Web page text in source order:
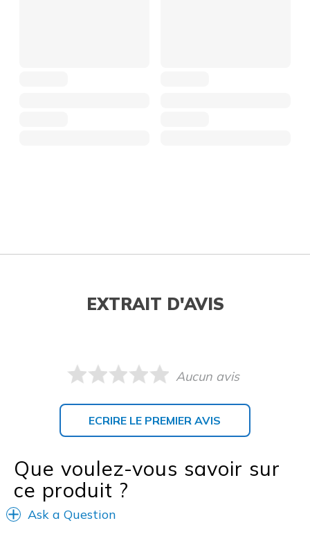
EXTRAIT D'AVIS
Aucun avis
ECRIRE LE PREMIER AVIS
Que voulez-vous savoir sur
ce produit ?
Ask a Question